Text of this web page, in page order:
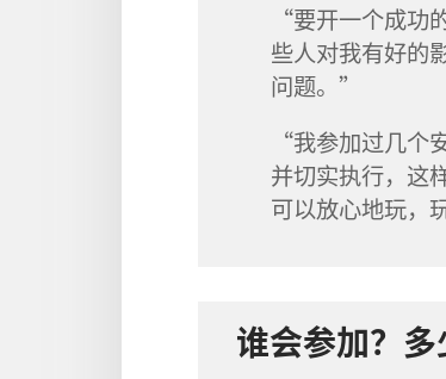
“要开一个成功
些人对我有好的
问题。”
“我参加过几个
并切实执行，这
可以放心地玩，
谁会参加？多